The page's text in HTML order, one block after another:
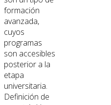
formación
avanzada,
cuyos
programas
son accesibles
posterior a la
etapa
universitaria.
Definición de